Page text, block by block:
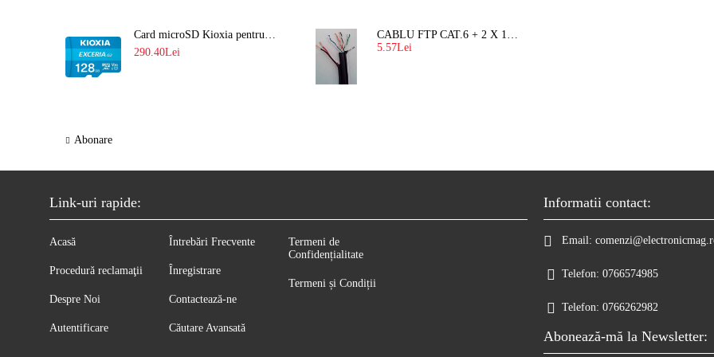
Card microSD Kioxia pentru CCTV cu capacitate memorie 128GB Ultra HD 4K LMEX2L128GG2
290.40Lei
Abonare
CABLU FTP CAT.6 + 2 X 1.5 MM2 ( LITAT ) CU SUFA
5.57Lei
Link-uri rapide:
Acasă
Procedură reclamaţii
Despre Noi
Autentificare
Întrebări Frecvente
Înregistrare
Contactează-ne
Căutare Avansată
Termeni de
Confidențialitate
Termeni și Condiții
Informatii contact:
Email:
Telefon: 0766574985
Telefon: 0766262982
Abonează-mă la Newsletter: